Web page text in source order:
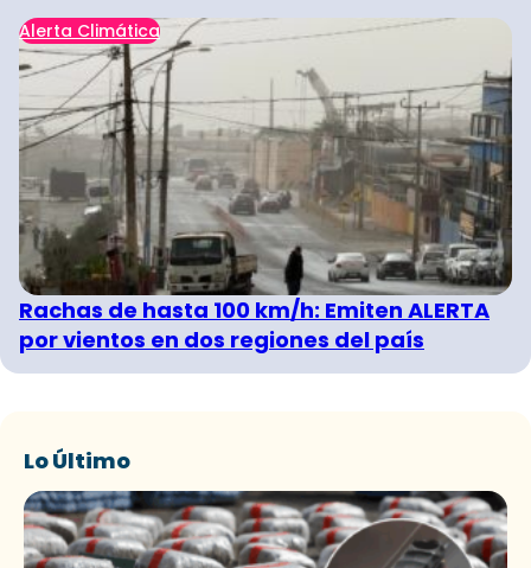
Alerta Climática
Rachas de hasta 100 km/h: Emiten ALERTA
por vientos en dos regiones del país
Lo Último